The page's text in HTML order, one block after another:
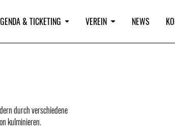
& TICKETING VEREIN NEWS
durch verschiedene
kulminieren.